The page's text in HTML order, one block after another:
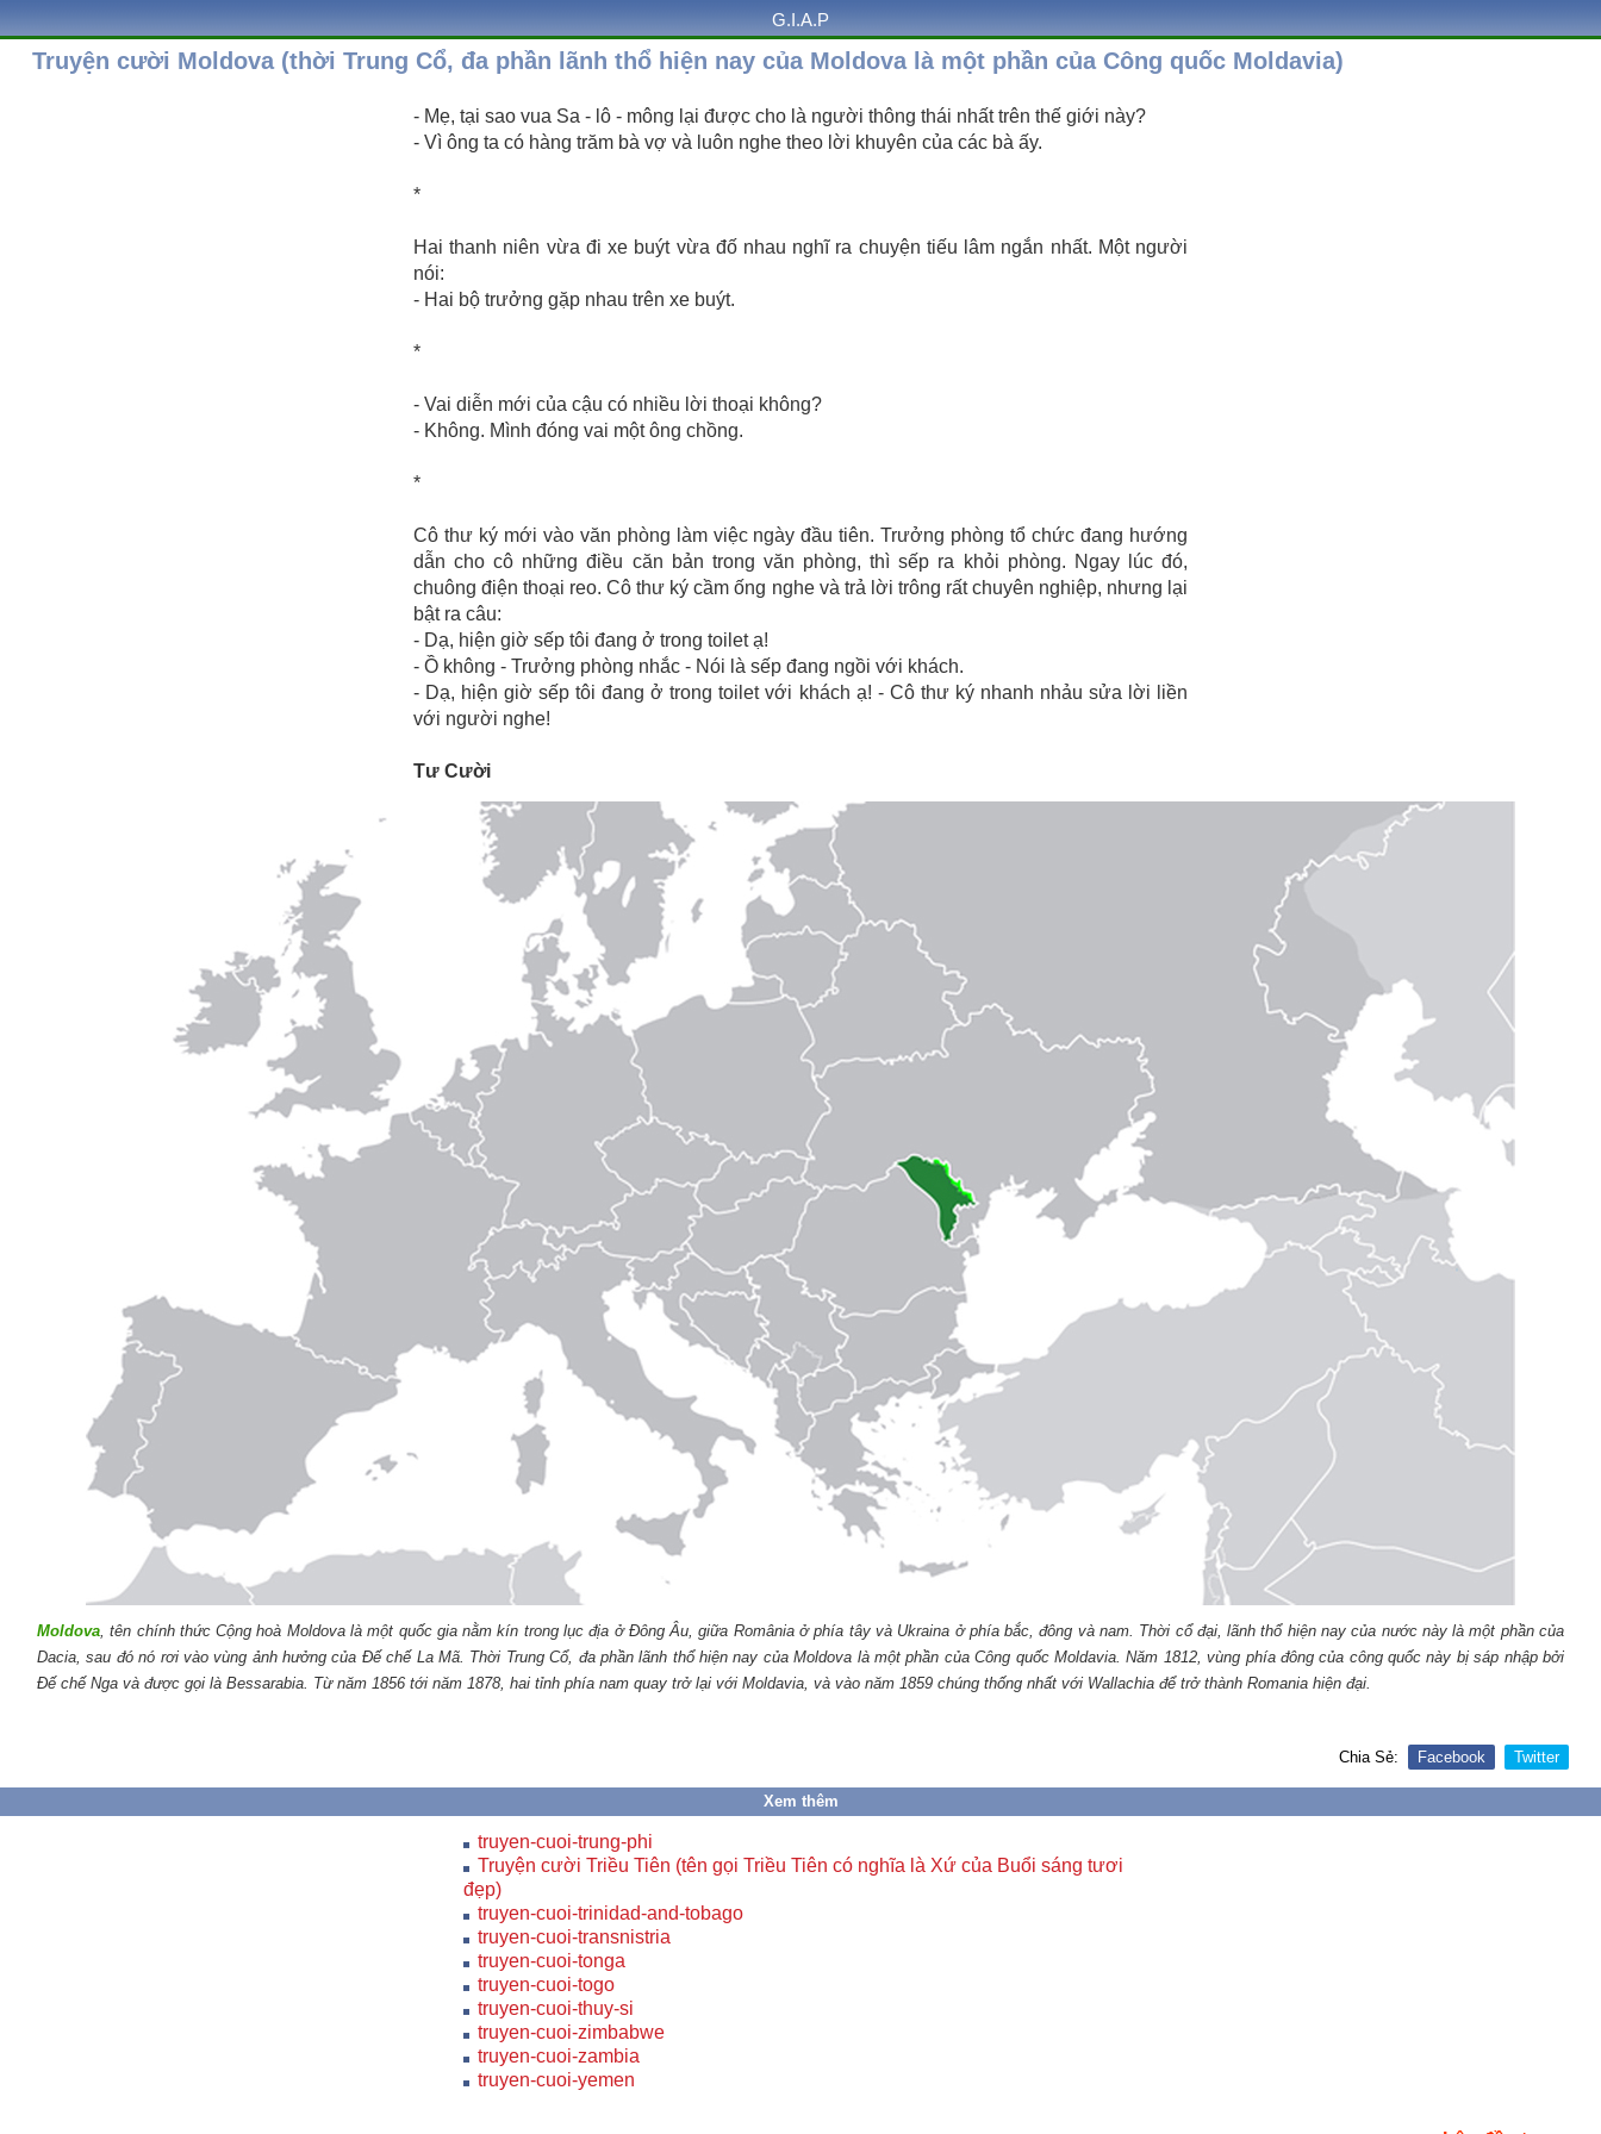
G.I.A.P
Truyện cười Moldova (thời Trung Cổ, đa phần lãnh thổ hiện nay của Moldova là một phần của Công quốc Moldavia)
- Mẹ, tại sao vua Sa - lô - mông lại được cho là người thông thái nhất trên thế giới này?
- Vì ông ta có hàng trăm bà vợ và luôn nghe theo lời khuyên của các bà ấy.
*
Hai thanh niên vừa đi xe buýt vừa đố nhau nghĩ ra chuyện tiếu lâm ngắn nhất. Một người
nói:
- Hai bộ trưởng gặp nhau trên xe buýt.
*
- Vai diễn mới của cậu có nhiều lời thoại không?
- Không. Mình đóng vai một ông chồng.
*
Cô thư ký mới vào văn phòng làm việc ngày đầu tiên. Trưởng phòng tổ chức đang hướng
dẫn cho cô những điều căn bản trong văn phòng, thì sếp ra khỏi phòng. Ngay lúc đó,
chuông điện thoại reo. Cô thư ký cầm ống nghe và trả lời trông rất chuyên nghiệp, nhưng lại
bật ra câu:
- Dạ, hiện giờ sếp tôi đang ở trong toilet ạ!
- Ồ không - Trưởng phòng nhắc - Nói là sếp đang ngồi với khách.
- Dạ, hiện giờ sếp tôi đang ở trong toilet với khách ạ! - Cô thư ký nhanh nhảu sửa lời liền
với người nghe!
Tư Cười
Moldova, tên chính thức Cộng hoà Moldova là một quốc gia nằm kín trong lục địa ở Đông Âu, giữa România ở phía tây và Ukraina ở phía bắc, đông và nam. Thời cổ đại, lãnh thổ hiện nay của nước này là một phần của
Dacia, sau đó nó rơi vào vùng ảnh hưởng của Đế chế La Mã. Thời Trung Cổ, đa phần lãnh thổ hiện nay của Moldova là một phần của Công quốc Moldavia. Năm 1812, vùng phía đông của công quốc này bị sáp nhập bởi
Đế chế Nga và được gọi là Bessarabia. Từ năm 1856 tới năm 1878, hai tỉnh phía nam quay trở lại với Moldavia, và vào năm 1859 chúng thống nhất với Wallachia để trở thành Romania hiện đại.
Chia Sẻ: Facebook Twitter
Xem thêm
truyen-cuoi-trung-phi
Truyện cười Triều Tiên (tên gọi Triều Tiên có nghĩa là Xứ của Buổi sáng tươi
đẹp)
truyen-cuoi-trinidad-and-tobago
truyen-cuoi-transnistria
truyen-cuoi-tonga
truyen-cuoi-togo
truyen-cuoi-thuy-si
truyen-cuoi-zimbabwe
truyen-cuoi-zambia
truyen-cuoi-yemen